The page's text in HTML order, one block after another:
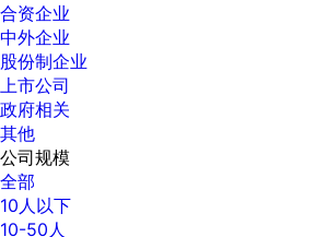
合资企业
中外企业
股份制企业
上市公司
政府相关
其他
公司规模
全部
10人以下
10-50人